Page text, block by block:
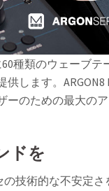
種類のウェーブ
します。
のための最大のア
ドを
技術的な不安定